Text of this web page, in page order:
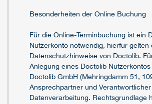
Besonderheiten der Online Buchung
Für die Online-Terminbuchung ist ein
Nutzerkonto notwendig, hierfür gelten
Datenschutzhinweise von Doctolib.
Anlegung eines Doctolib
Doctolib GmbH (Mehringdamm 51,
Ansprechpartner und
Datenverarbeitung. Rechtsgrundlage